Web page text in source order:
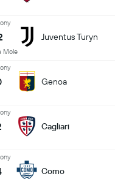
Mole
Juventus Turyn
Genoa
Cagliari
Como